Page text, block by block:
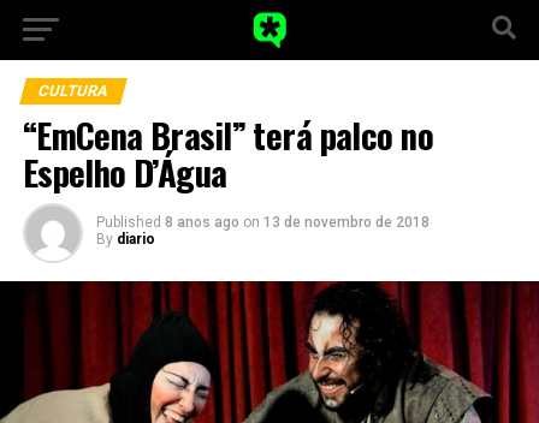
CULTURA
“EmCena Brasil” terá palco no
Espelho D’Água
Published 8 anos ago on 13 de novembro de 2018
By diario